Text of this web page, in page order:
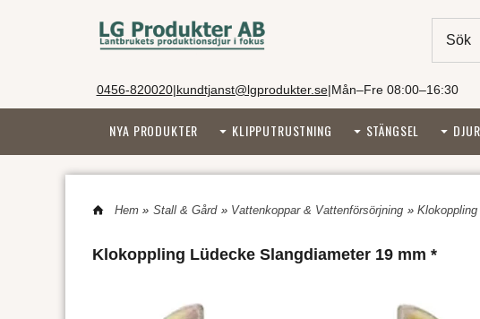
0456-820020|kundtjanst@lgprodukter.se|Mån–Fre 08:00–16:30
NYA PRODUKTER KLIPPUTRUSTNING STÄNGSEL
Hem» Stall & Gård » Vattenkoppar & Vattenförsörjning » Klokoppling
Klokoppling Lüdecke Slangdiameter 19 mm *